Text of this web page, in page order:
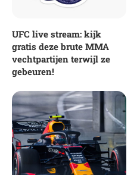
UFC live stream: kijk
gratis deze brute MMA
vechtpartijen terwijl ze
gebeuren!